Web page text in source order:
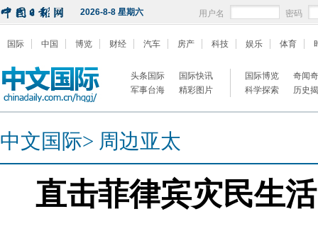
2026-8-8 星期六 用户名 密码
国际 中国 博览 财经 汽车 房产 科技 娱乐 体育
头条国际
国际快讯
军事台海
精彩图片
国际博览
奇闻
科学探索
历史
中文国际> 周边亚太
直击菲律宾灾民生